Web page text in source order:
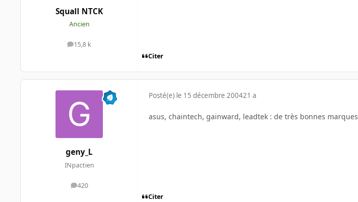
Squall NTCK
Ancien
15,8 k
messages
Citer
geny_L
INpactien
420
messages
Posté(e) le 15 décembre 200421 a
asus, chaintech, gainward, leadtek : de très bonnes marques
Citer